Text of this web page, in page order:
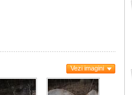
Vezi imagini